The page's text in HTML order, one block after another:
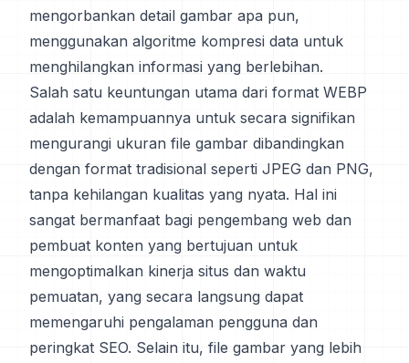
mengorbankan detail gambar apa pun,
menggunakan algoritme kompresi data untuk
menghilangkan informasi yang berlebihan.
Salah satu keuntungan utama dari format WEBP
adalah kemampuannya untuk secara signifikan
mengurangi ukuran file gambar dibandingkan
dengan format tradisional seperti JPEG dan PNG,
tanpa kehilangan kualitas yang nyata. Hal ini
sangat bermanfaat bagi pengembang web dan
pembuat konten yang bertujuan untuk
mengoptimalkan kinerja situs dan waktu
pemuatan, yang secara langsung dapat
memengaruhi pengalaman pengguna dan
peringkat SEO. Selain itu, file gambar yang lebih